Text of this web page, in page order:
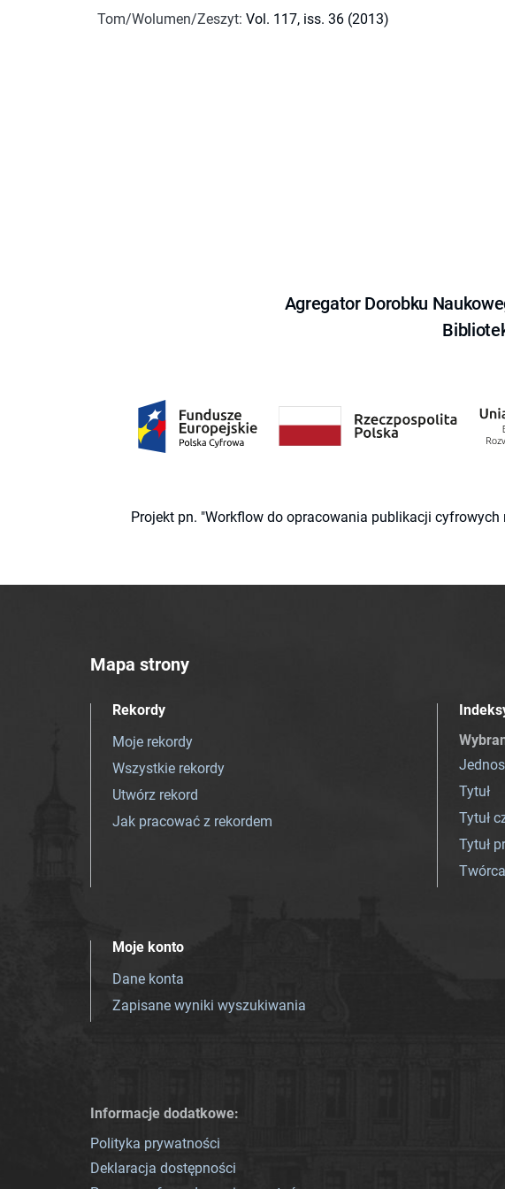
Tom/Wolumen/Zeszyt: Vol. 117, iss. 36 (2013)
Agregator Dorobku
Projekt pn. "Workflow do opracowania publikacji
Mapa strony
Rekordy
Moje rekordy
Wszystkie rekordy
Utwórz rekord
Jak pracować z rekordem
Tytuł
Tytuł
Tytuł
Twórca
Moje konto
Dane konta
Zapisane wyniki wyszukiwania
Informacje dodatkowe:
Polityka prywatności
Deklaracja dostępności